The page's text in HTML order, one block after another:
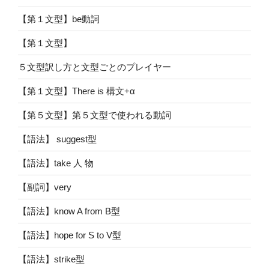
【第１文型】be動詞
【第１文型】
５文型訳し方と文型ごとのプレイヤー
【第１文型】There is 構文+α
【第５文型】第５文型で使われる動詞
【語法】 suggest型
【語法】take 人 物
【副詞】very
【語法】know A from B型
【語法】hope for S to V型
【語法】strike型